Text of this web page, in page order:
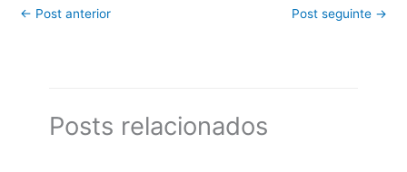
← Post anterior Post seguinte →
Posts relacionados